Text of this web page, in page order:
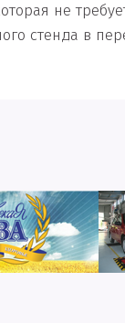
не
стенда в